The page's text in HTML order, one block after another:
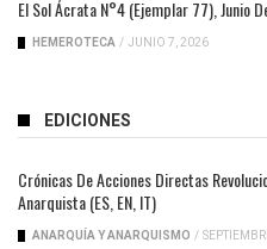
El Sol Ácrata N°4 (ejemplar 77), Junio
HEMEROTECA / JUNIO 7, 2026
EDICIONES
Crónicas De Acciones Directas
Anarquista (ES, EN, IT)
ANARQUÍA Y ANARQUISMO /